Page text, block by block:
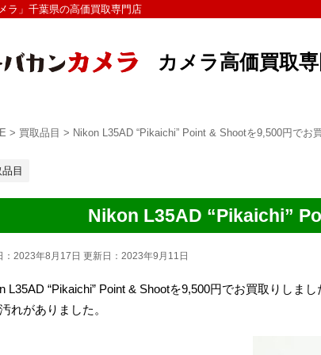
ラ」千葉県の高価買取専門店
カメラ高価買取
> 買取品目 > Nikon L35AD “Pikaichi” Point & Shootを9,500円でお
目
Nikon L35AD “Pikaichi”
：2023年8月17日 更新日： 2023年9月11日
L35AD “Pikaichi” Point & Shootを9,500円でお買取りしまし
れがありました。